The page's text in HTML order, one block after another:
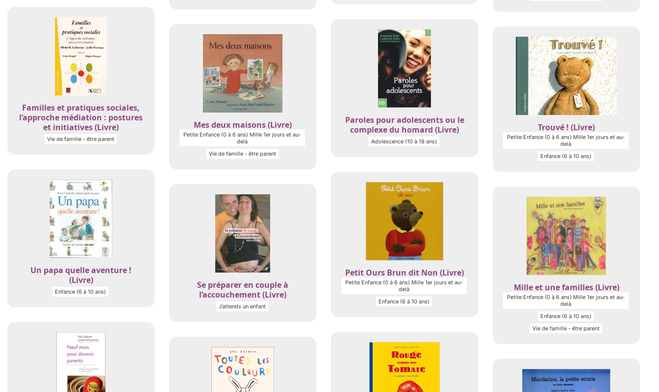
Familles et pratiques sociales,
l’approche médiation : postures
et initiatives (Livre)
Vie de famille - être parent
Paroles pour adolescents ou le
complexe du homard (Livre)
Adolescence (10 à 18 ans)
Mes deux maisons (Livre)
Petite Enfance (0 à 6 ans) Mille 1er jours et au-
delà
Vie de famille - être parent
Trouvé ! (Livre)
Petite Enfance (0 à 6 ans) Mille 1er jours et au-
delà
Enfance (6 à 10 ans)
Un papa quelle aventure !
(Livre)
Enfance (6 à 10 ans)
Petit Ours Brun dit Non (Livre)
Petite Enfance (0 à 6 ans) Mille 1er jours et au-
delà
Enfance (6 à 10 ans)
Se préparer en couple à
l’accouchement (Livre)
J’attends un enfant
Mille et une familles (Livre)
Petite Enfance (0 à 6 ans) Mille 1er jours et au-
delà
Enfance (6 à 10 ans)
Vie de famille - être parent